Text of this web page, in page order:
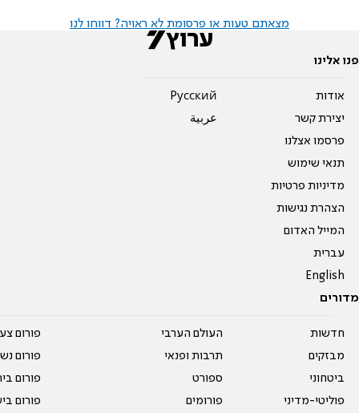
מצאתם טעות או פרסומת לא ראויה? דווחו לנו
פנו אלינו
אודות
יצירת קשר
פרסמו אצלנו
תנאי שימוש
מדיניות פרטיות
הצהרת נגישות
המייל האדום
עברית
English
Pусский
عربية
מדורים
חדשות
מבזקים
ביטחוני
פוליטי-מדיני
העולם הערבי
תרבות ופנאי
ספורט
פורומים
פורום
פורום
פורום
פורום